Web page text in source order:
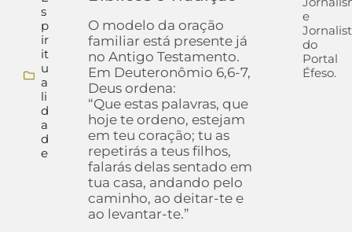
s
p
ir
it
u
a
li
d
a
d
e
O modelo da oração
familiar está presente já
no Antigo Testamento.
Em Deuteronômio 6,6-7,
Deus ordena:
“Que estas palavras, que
hoje te ordeno, estejam
em teu coração; tu as
repetirás a teus filhos,
falarás delas sentado em
tua casa, andando pelo
caminho, ao deitar-te e
ao levantar-te.”
e
do
Portal
Éfeso.